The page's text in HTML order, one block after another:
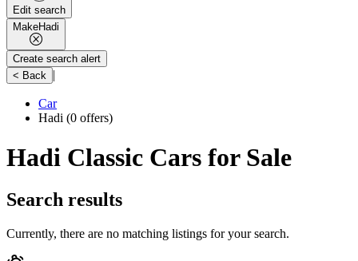
Edit search
MakeHadi
Create search alert
< Back |
Car
Hadi (0 offers)
Hadi Classic Cars for Sale
Search results
Currently, there are no matching listings for your search.